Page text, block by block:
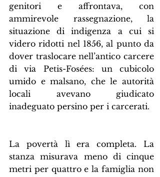
genitori e affrontava, con
ammirevole rassegnazione, la
situazione di indigenza a cui si
videro ridotti nel 1856, al punto da
dover traslocare nell’antico carcere
di via Petis-Fosées: un cubicolo
umido e malsano, che le autorità
locali avevano giudicato
inadeguato persino per i carcerati.
La povertà lì era completa. La
stanza misurava meno di cinque
metri per quattro e la famiglia non